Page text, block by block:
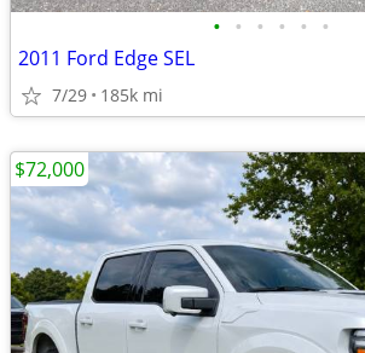
• • • • • •
2011 Ford Edge SEL
7/29 185k mi
$72,000